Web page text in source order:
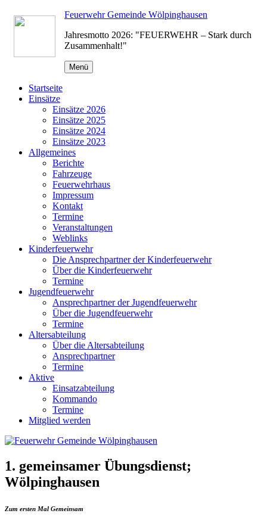
Zum
Inhalt
Feuerwehr Gemeinde Wölpinghausen
Jahresmotto 2026: "FEUERWEHR – Stark durch
Zusammenhalt!"
Menü
Startseite
Einsätze
Einsätze 2026
Einsätze 2025
Einsätze 2024
Einsätze 2023
Allgemeines
Berichte
Fahrzeuge
Feuerwehrhaus
Impressum
Kontakt
Termine
Veranstaltungen
Weblinks
Kinderfeuerwehr
Die Ansprechpartner der Kinderfeuerwehr
Über die Kinderfeuerwehr
Termine
Jugendfeuerwehr
Ansprechpartner der Jugendfeuerwehr
Über die Jugendfeuerwehr
Termine
Altersabteilung
Über die Altersabteilung
Ansprechpartner
Termine
Aktive
Einsatzabteilung
Kommando
Termine
Mitglied werden
1. gemeinsamer Übungsdienst;
Wölpinghausen
Zum ersten Mal Gemeinsam